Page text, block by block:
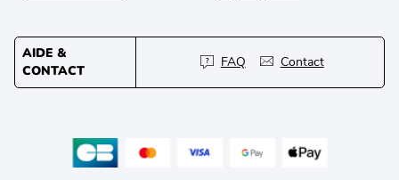
AIDE &
CONTACT
FAQ Contact